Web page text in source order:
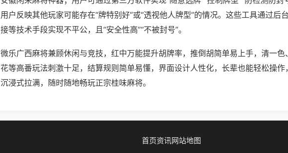
用户反映其他玩家可能存在“牌特别好”或“透视他人牌型”的情况。这些工具通过后
接等技术手段实现不平公，且“安全性高”“不被封号”。
微乐广西麻将兼顾休闲与竞技，红中万能提升胡牌率，推倒胡简单易上手，清一色
花等高番玩法刺激十足，结算规则简单易懂，界面设计人性化，长辈也能轻松操作
沉浸式拉满，随时随地畅玩正宗桂味麻将。
首页资讯网站地图